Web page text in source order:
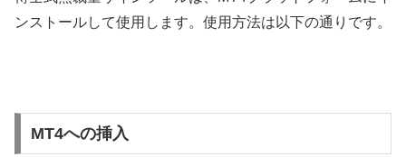
ンストールして使用します。使用方法は以下の通りです。
MT4への挿入